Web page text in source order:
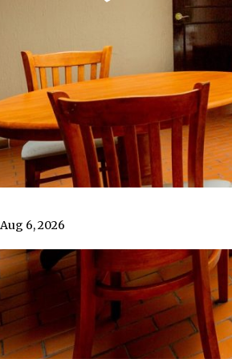
Aug 6, 2026